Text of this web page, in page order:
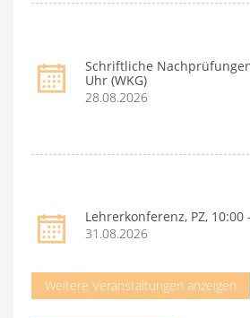
Schriftliche
Uhr (WKG)
28.08.2026
Lehrerkonferenz, PZ, 10:00
31.08.2026
Weitere Veranstaltungen anzeigen